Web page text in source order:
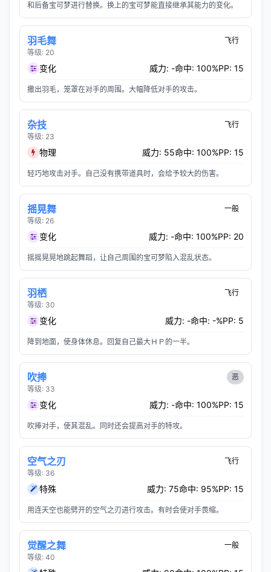
和后备宝可梦进行替换。换上的宝可梦能直接继承其能力的变化。
羽毛舞
等级: 20
飞行
变化 威力: -命中: 100%PP: 15
撒出羽毛，笼罩在对手的周围。大幅降低对手的攻击。
杂技
等级: 23
飞行
物理 威力: 55命中: 100%PP: 15
轻巧地攻击对手。自己没有携带道具时，会给予较大的伤害。
摇晃舞
等级: 26
一般
变化 威力: -命中: 100%PP: 20
摇摇晃晃地跳起舞蹈，让自己周围的宝可梦陷入混乱状态。
羽栖
等级: 30
飞行
变化 威力: -命中: -%PP: 5
降到地面，使身体休息。回复自己最大ＨＰ的一半。
吹捧
等级: 33
恶
变化 威力: -命中: 100%PP: 15
吹捧对手，使其混乱。同时还会提高对手的特攻。
空气之刃
等级: 36
飞行
特殊 威力: 75命中: 95%PP: 15
用连天空也能劈开的空气之刃进行攻击。有时会使对手畏缩。
觉醒之舞
等级: 40
一般